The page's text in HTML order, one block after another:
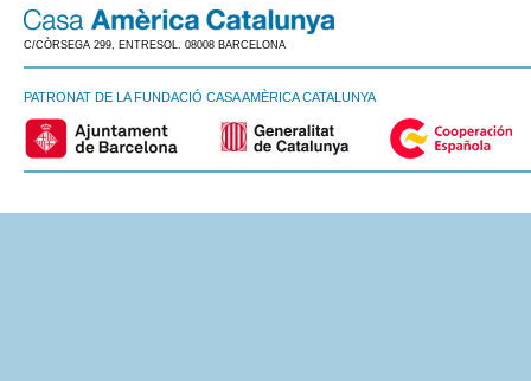
C/CÒRSEGA 299, ENTRESOL. 08008 BARCELONA
PATRONAT DE LA FUNDACIÓ CASA AMÈRICA CATALUNYA